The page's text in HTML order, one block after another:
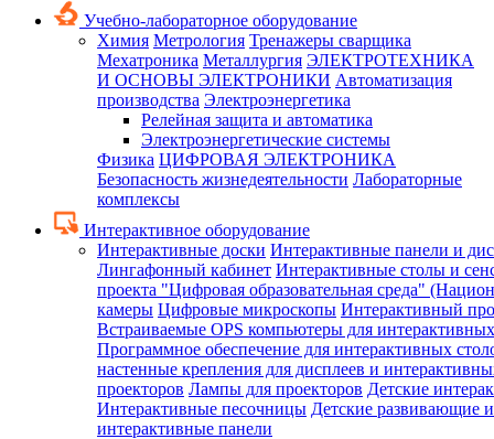
Учебно-лабораторное оборудование
Химия Метрология Тренажеры сварщика
Мехатроника Металлургия ЭЛЕКТРОТЕХНИКА
И ОСНОВЫ ЭЛЕКТРОНИКИ Автоматизация
производства Электроэнергетика
Релейная защита и автоматика
Электроэнергетические системы
Физика ЦИФРОВАЯ ЭЛЕКТРОНИКА
Безопасность жизнедеятельности Лабораторные
комплексы
Интерактивное оборудование
Интерактивные доски Интерактивные панели и
Лингафонный кабинет Интерактивные столы и
проекта "Цифровая образовательная среда"
камеры Цифровые микроскопы Интерактивный
Встраиваемые OPS компьютеры для
Программное обеспечение для интерактивных
настенные крепления для дисплеев и
проекторов Лампы для проекторов Детские
Интерактивные песочницы Детские развивающие
интерактивные панели